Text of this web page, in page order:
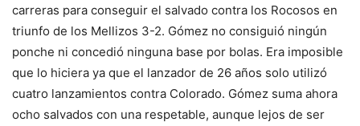
carreras para conseguir el salvado contra los Rocosos en
triunfo de los Mellizos 3-2. Gómez no consiguió ningún
ponche ni concedió ninguna base por bolas. Era imposible
que lo hiciera ya que el lanzador de 26 años solo utilizó
cuatro lanzamientos contra Colorado. Gómez suma ahora
ocho salvados con una respetable, aunque lejos de ser